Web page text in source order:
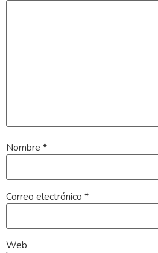
Nombre *
Correo electrónico *
Web